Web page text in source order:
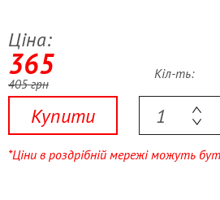
Ціна:
365
405 грн
Купити
Кіл-ть:
*Ціни в роздрібній мережі можуть